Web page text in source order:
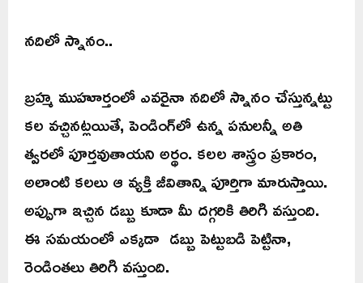
నదిలో స్నానం..
బ్రహ్మ ముహూర్తంలో ఎవరైనా నదిలో స్నానం చేస్తున్నట్టు
కల వచ్చినట్లయితే, పెండింగ్‌లో ఉన్న పనులన్నీ అతి
త్వరలో పూర్తవుతాయని అర్థం. కలల శాస్త్రం ప్రకారం,
అలాంటి కలలు ఆ వ్యక్తి జీవితాన్ని పూర్తిగా మారుస్తాయి.
అప్పుగా ఇచ్చిన డబ్బు కూడా మీ దగ్గరికి తిరిగి వస్తుంది.
ఈ సమయంలో ఎక్కడా డబ్బు పెట్టుబడి పెట్టినా,
రెండింతలు తిరిగి వస్తుంది.